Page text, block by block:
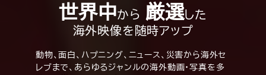
世界中から 厳選した
海外映像を随時アップ
動物、面白、ハプニング、ニュース、災害から海外セ
レブまで、 あらゆるジャンルの海外動画・写真を多